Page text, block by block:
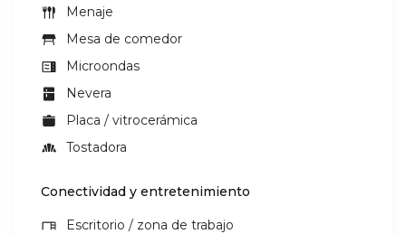
Menaje
Mesa de comedor
Microondas
Nevera
Placa / vitrocerámica
Tostadora
Conectividad y entretenimiento
Escritorio / zona de trabajo